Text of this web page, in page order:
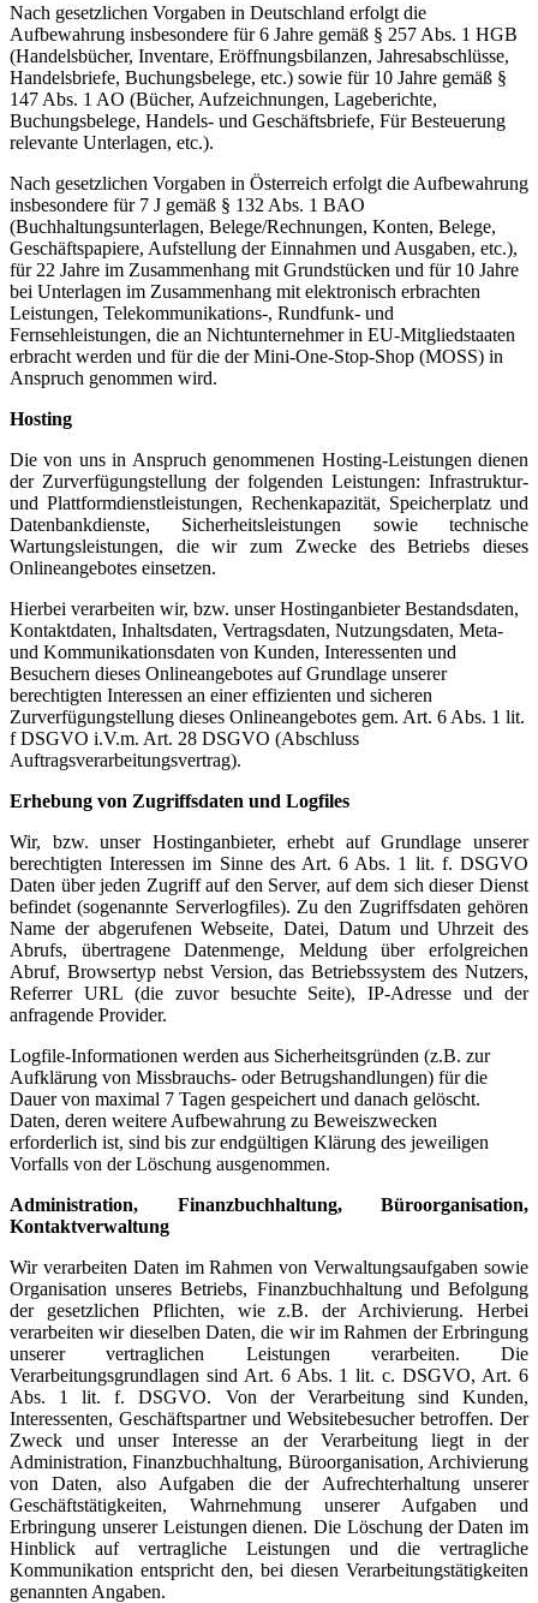
Nach gesetzlichen Vorgaben in Deutschland erfolgt die
Aufbewahrung insbesondere für 6 Jahre gemäß § 257 Abs. 1 HGB
(Handelsbücher, Inventare, Eröffnungsbilanzen, Jahresabschlüsse,
Handelsbriefe, Buchungsbelege, etc.) sowie für 10 Jahre gemäß §
147 Abs. 1 AO (Bücher, Aufzeichnungen, Lageberichte,
Buchungsbelege, Handels- und Geschäftsbriefe, Für Besteuerung
relevante Unterlagen, etc.).
Nach gesetzlichen Vorgaben in Österreich erfolgt die Aufbewahrung
insbesondere für 7 J gemäß § 132 Abs. 1 BAO
(Buchhaltungsunterlagen, Belege/Rechnungen, Konten, Belege,
Geschäftspapiere, Aufstellung der Einnahmen und Ausgaben, etc.),
für 22 Jahre im Zusammenhang mit Grundstücken und für 10 Jahre
bei Unterlagen im Zusammenhang mit elektronisch erbrachten
Leistungen, Telekommunikations-, Rundfunk- und
Fernsehleistungen, die an Nichtunternehmer in EU-Mitgliedstaaten
erbracht werden und für die der Mini-One-Stop-Shop (MOSS) in
Anspruch genommen wird.
Hosting
Die von uns in Anspruch genommenen Hosting-Leistungen dienen
der Zurverfügungstellung der folgenden Leistungen: Infrastruktur-
und Plattformdienstleistungen, Rechenkapazität, Speicherplatz und
Datenbankdienste, Sicherheitsleistungen sowie technische
Wartungsleistungen, die wir zum Zwecke des Betriebs dieses
Onlineangebotes einsetzen.
Hierbei verarbeiten wir, bzw. unser Hostinganbieter Bestandsdaten,
Kontaktdaten, Inhaltsdaten, Vertragsdaten, Nutzungsdaten, Meta-
und Kommunikationsdaten von Kunden, Interessenten und
Besuchern dieses Onlineangebotes auf Grundlage unserer
berechtigten Interessen an einer effizienten und sicheren
Zurverfügungstellung dieses Onlineangebotes gem. Art. 6 Abs. 1 lit.
f DSGVO i.V.m. Art. 28 DSGVO (Abschluss
Auftragsverarbeitungsvertrag).
Erhebung von Zugriffsdaten und Logfiles
Wir, bzw. unser Hostinganbieter, erhebt auf Grundlage unserer
berechtigten Interessen im Sinne des Art. 6 Abs. 1 lit. f. DSGVO
Daten über jeden Zugriff auf den Server, auf dem sich dieser Dienst
befindet (sogenannte Serverlogfiles). Zu den Zugriffsdaten gehören
Name der abgerufenen Webseite, Datei, Datum und Uhrzeit des
Abrufs, übertragene Datenmenge, Meldung über erfolgreichen
Abruf, Browsertyp nebst Version, das Betriebssystem des Nutzers,
Referrer URL (die zuvor besuchte Seite), IP-Adresse und der
anfragende Provider.
Logfile-Informationen werden aus Sicherheitsgründen (z.B. zur
Aufklärung von Missbrauchs- oder Betrugshandlungen) für die
Dauer von maximal 7 Tagen gespeichert und danach gelöscht.
Daten, deren weitere Aufbewahrung zu Beweiszwecken
erforderlich ist, sind bis zur endgültigen Klärung des jeweiligen
Vorfalls von der Löschung ausgenommen.
Administration, Finanzbuchhaltung, Büroorganisation,
Kontaktverwaltung
Wir verarbeiten Daten im Rahmen von Verwaltungsaufgaben sowie
Organisation unseres Betriebs, Finanzbuchhaltung und Befolgung
der gesetzlichen Pflichten, wie z.B. der Archivierung. Herbei
verarbeiten wir dieselben Daten, die wir im Rahmen der Erbringung
unserer vertraglichen Leistungen verarbeiten. Die
Verarbeitungsgrundlagen sind Art. 6 Abs. 1 lit. c. DSGVO, Art. 6
Abs. 1 lit. f. DSGVO. Von der Verarbeitung sind Kunden,
Interessenten, Geschäftspartner und Websitebesucher betroffen. Der
Zweck und unser Interesse an der Verarbeitung liegt in der
Administration, Finanzbuchhaltung, Büroorganisation, Archivierung
von Daten, also Aufgaben die der Aufrechterhaltung unserer
Geschäftstätigkeiten, Wahrnehmung unserer Aufgaben und
Erbringung unserer Leistungen dienen. Die Löschung der Daten im
Hinblick auf vertragliche Leistungen und die vertragliche
Kommunikation entspricht den, bei diesen Verarbeitungstätigkeiten
genannten Angaben.